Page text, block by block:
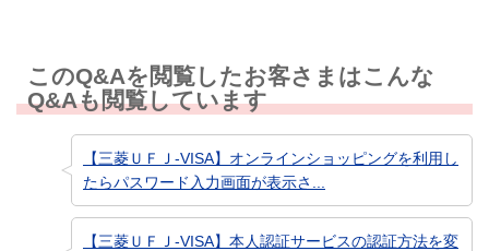
このQ&Aを閲覧したお客さまはこんな
Q&Aも閲覧しています
【三菱ＵＦＪ-VISA】オンラインショッピングを利用し
たらパスワード入力画面が表示さ...
【三菱ＵＦＪ-VISA】本人認証サービスの認証方法を変